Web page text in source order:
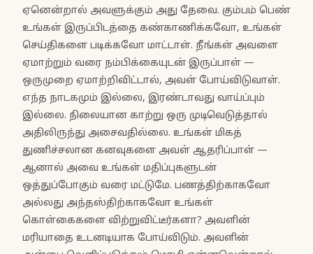
ஏனென்றால் அவளுக்கும் அது தேவை. கும்பம் பெண்
உங்கள் இருப்பிடத்தை கண்காணிக்கவோ, உங்கள்
செய்திகளை படிக்கவோ மாட்டாள். நீங்கள் அவளை
ஏமாற்றும் வரை நம்பிக்கையுடன் இருப்பாள் —
ஒருமுறை ஏமாற்றிவிட்டால், அவள் போய்விடுவாள்.
எந்த நாடகமும் இல்லை, இரண்டாவது வாய்ப்பும்
இல்லை. நிலையான காற்று ஒரு முடிவெடுத்தால்
அதிலிருந்து அசைவதில்லை. உங்கள் மிகத்
துணிச்சலான கனவுகளை அவள் ஆதரிப்பாள் —
ஆனால் அவை உங்கள் மதிப்புகளுடன்
ஒத்துப்போகும் வரை மட்டுமே. பணத்திற்காகவோ
அல்லது அந்தஸ்திற்காகவோ உங்கள்
கொள்கைகளை விற்றுவிட்டீர்களா? அவளின்
மரியாதை உடனடியாக போய்விடும். அவளின்